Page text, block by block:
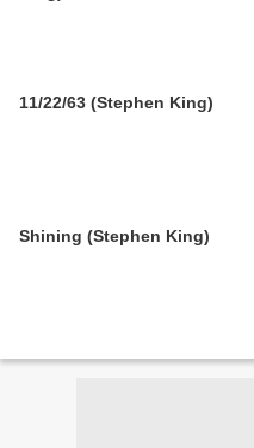
11/22/63 (Stephen King)
Shining (Stephen King)